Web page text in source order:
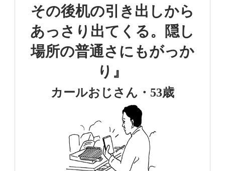
その後机の引き出しから
あっさり出てくる。
隠し
場所の普通さにもがっか
り』
カールおじさん・53歳